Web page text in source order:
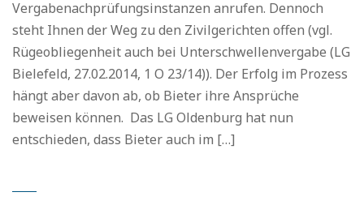
Vergabenachprüfungsinstanzen anrufen. Dennoch
steht Ihnen der Weg zu den Zivilgerichten offen (vgl.
Rügeobliegenheit auch bei Unterschwellenvergabe (LG
Bielefeld, 27.02.2014, 1 O 23/14)). Der Erfolg im Prozess
hängt aber davon ab, ob Bieter ihre Ansprüche
beweisen können. Das LG Oldenburg hat nun
entschieden, dass Bieter auch im […]